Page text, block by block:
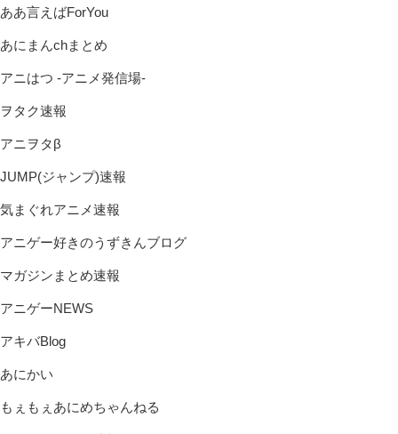
ああ言えばForYou
あにまんchまとめ
アニはつ -アニメ発信場-
ヲタク速報
アニヲタβ
JUMP(ジャンプ)速報
気まぐれアニメ速報
アニゲー好きのうずきんブログ
マガジンまとめ速報
アニゲーNEWS
アキバBlog
あにかい
もぇもぇあにめちゃんねる